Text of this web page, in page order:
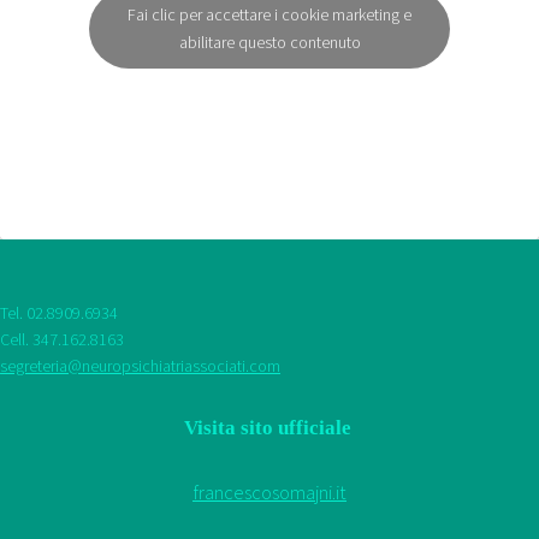
Fai clic per accettare i cookie marketing e
abilitare questo contenuto
Tel. 02.8909.6934
Cell. 347.162.8163
segreteria@neuropsichiatriassociati.com
Visita sito ufficiale
francescosomajni.it